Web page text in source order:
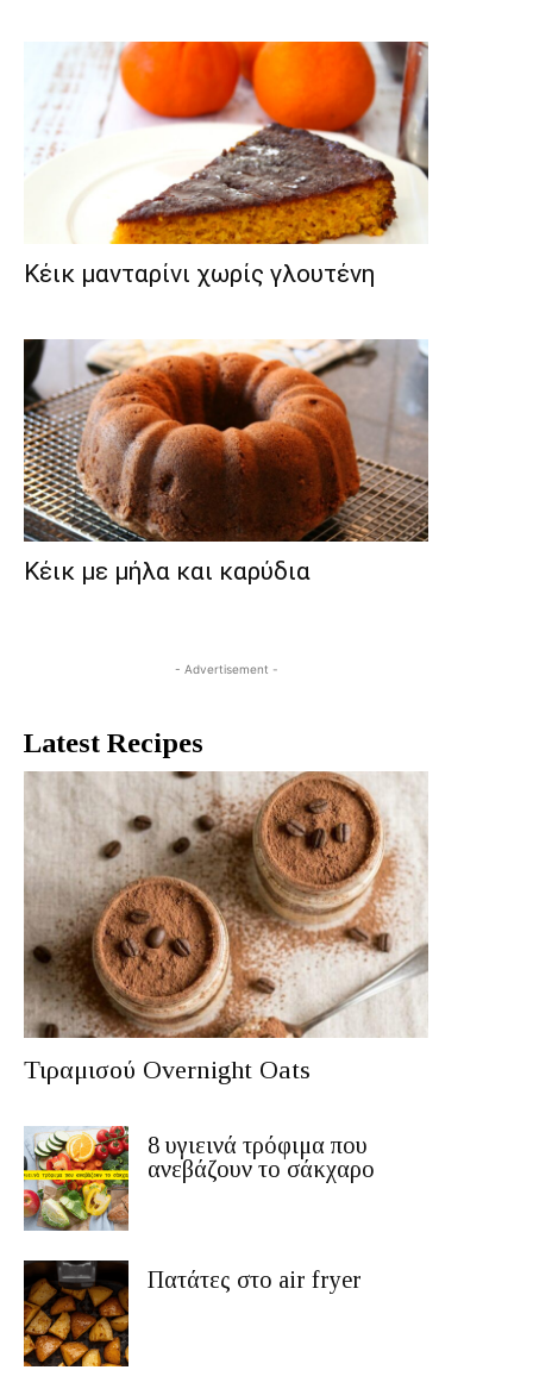
Κέικ μανταρίνι χωρίς γλουτένη
Κέικ με μήλα και καρύδια
- Advertisement -
Latest Recipes
Τιραμισού Overnight Oats
8 υγιεινά τρόφιμα που
ανεβάζουν το σάκχαρο
Πατάτες στο air fryer